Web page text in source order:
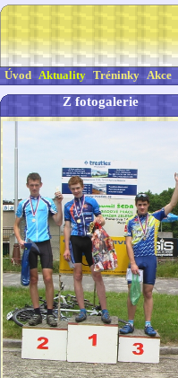
Úvod Aktuality Tréninky Akce
Z fotogalerie